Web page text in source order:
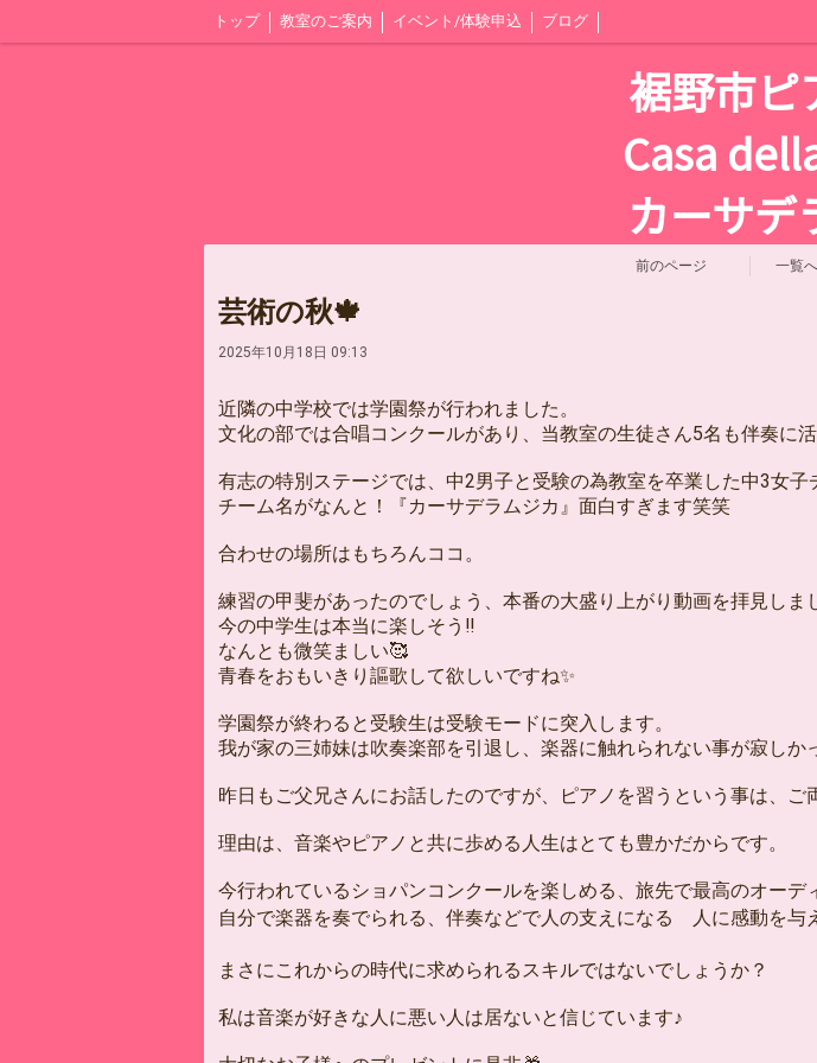
トップ 教室のご案内 イベント/体験申込 ブログ
裾野市ピ
Casa
カーサデ
前のページ 一覧へ
芸術の秋🍁
2025年10月18日 09:13
近隣の中学校では学園祭が行われました。
文化の部では合唱コンクールがあり、当教室の生徒さん5名も伴奏に
有志の特別ステージでは、中2男子と受験の為教室を卒業した中3女
チーム名がなんと！『カーサデラムジカ』面白すぎます笑笑
合わせの場所はもちろんココ。
練習の甲斐があったのでしょう、本番の大盛り上がり動画を拝見しま
今の中学生は本当に楽しそう‼️
なんとも微笑ましい🥰
青春をおもいきり謳歌して欲しいですね✨
学園祭が終わると受験生は受験モードに突入します。
我が家の三姉妹は吹奏楽部を引退し、楽器に触れられない事が寂しか
昨日もご父兄さんにお話したのですが、ピアノを習うという事は、ご
理由は、音楽やピアノと共に歩める人生はとても豊かだからです。
今行われているショパンコンクールを楽しめる、旅先で最高のオー
自分で楽器を奏でられる、伴奏などで人の支えになる 人に感動を
まさにこれからの時代に求められるスキルではないでしょうか？
私は音楽が好きな人に悪い人は居ないと信じています♪